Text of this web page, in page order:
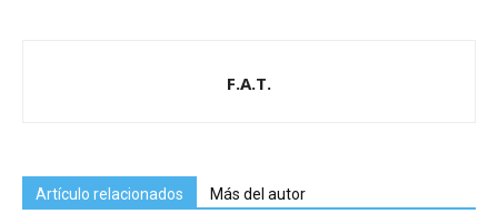
F.A.T.
Artículo relacionados Más del autor